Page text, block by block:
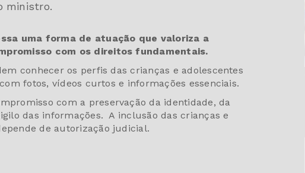
ministro.
uma forma de atuação que valoriza a
com os direitos fundamentais.
conhecer os perfis das crianças e adolescentes
fotos, vídeos curtos e informações essenciais.
com a preservação da identidade, da
das informações. A inclusão das crianças e
de autorização judicial.